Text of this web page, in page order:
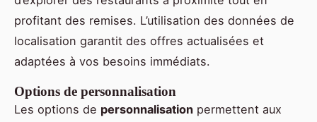
profitant des remises. L’utilisation des données de
localisation garantit des offres actualisées et
adaptées à vos besoins immédiats.
Options de personnalisation
Les options de personnalisation permettent aux